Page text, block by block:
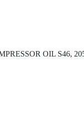
OIL S46,